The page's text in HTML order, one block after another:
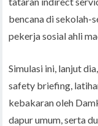
bencana di sekolah-
pekerja sosial ahli
Simulasi ini, lanjut
safety briefing,
kebakaran oleh
dapur umum, serta